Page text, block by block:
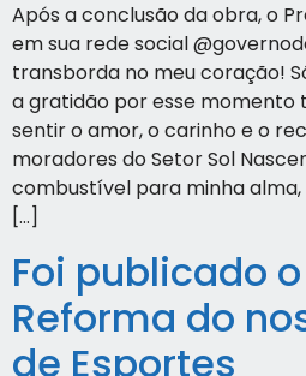
Após a conclusão da obra, o
em sua rede social
transborda no meu coração!
a gratidão por esse momento
sentir o amor, o carinho e o
moradores do Setor Sol
combustível para minha
[…]
Foi publicado
Reforma do
de Esportes